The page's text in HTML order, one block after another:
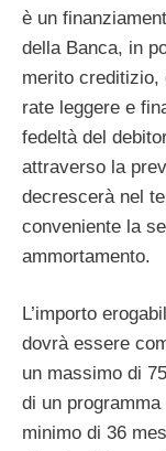
è un
della Banca, in
merito creditizio,
rate leggere e
fedeltà del
attraverso la
decrescerà nel
conveniente la
ammortamento.
L’importo
dovrà essere
un massimo di
di un
minimo di 36